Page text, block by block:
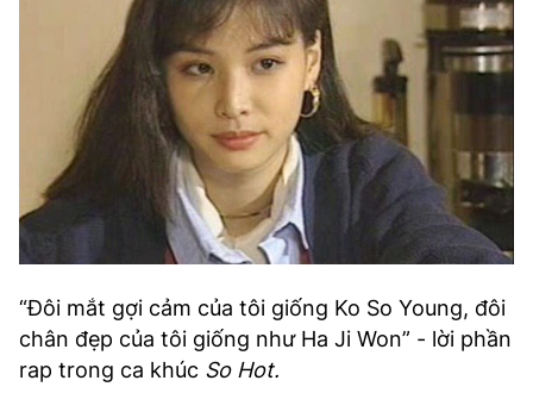
“Đôi mắt gợi cảm của tôi giống Ko So Young, đôi
chân đẹp của tôi giống như Ha Ji Won” - lời phần
rap trong ca khúc So Hot.